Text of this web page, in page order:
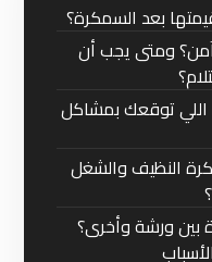
بعد السمكرة؟
ومتى يجب أن
اللي توقعك بمشاكل
النظيف والشغل
ورشة وأخرى؟